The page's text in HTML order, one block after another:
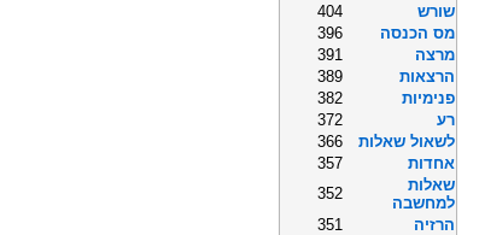
שורש
404
מס הכנסה
396
מרצה
391
הרצאות
389
פנימיות
382
רע
372
לשאול שאלות
366
אחדות
357
שאלות
למחשבה
352
הרזיה
351